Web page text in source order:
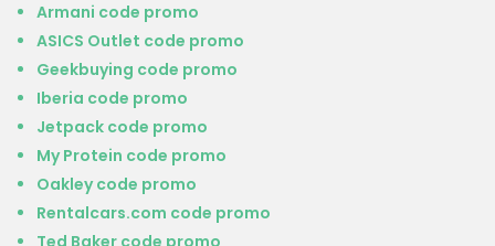
Armani code promo
ASICS Outlet code promo
Geekbuying code promo
Iberia code promo
Jetpack code promo
My Protein code promo
Oakley code promo
Rentalcars.com code promo
Ted Baker code promo